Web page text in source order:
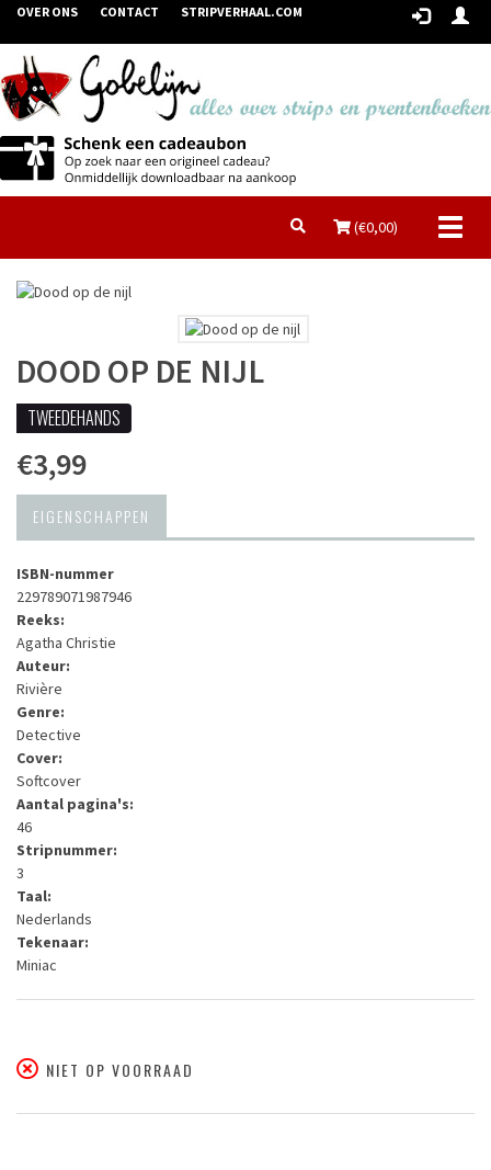
OVER ONS CONTACT STRIPVERHAAL.COM
(€0,00)
DOOD OP DE NIJL
TWEEDEHANDS
€3,99
EIGENSCHAPPEN
ISBN-nummer
229789071987946
Reeks:
Agatha Christie
Auteur:
Rivière
Genre:
Detective
Cover:
Softcover
Aantal pagina's:
46
Stripnummer:
3
Taal:
Nederlands
Tekenaar:
Miniac
NIET OP VOORRAAD